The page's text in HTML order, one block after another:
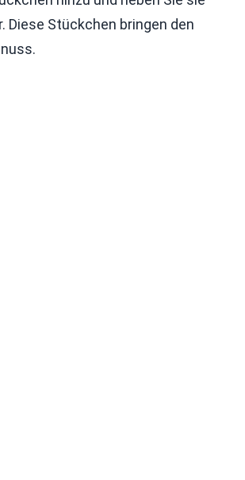
Diese Stückchen bringen den